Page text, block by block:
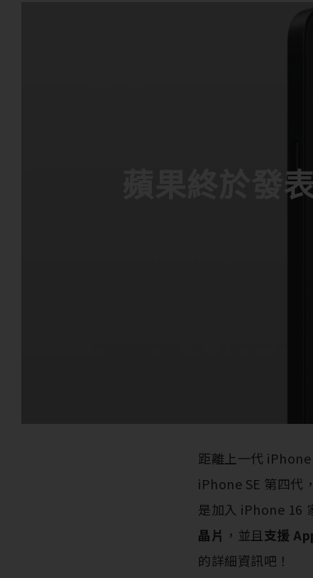
蘋果終於
距離上一代
iPhone SE 第四代
是加入 iPhone 16
晶片 ，並且支援
的詳細資訊吧！